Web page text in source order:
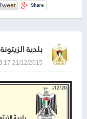
بلدية الزيتونة
21/12/2015 09:17 صباحاً